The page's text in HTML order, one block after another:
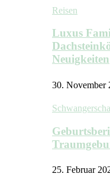
Reisen
Luxus
Neuigkeiten
30. November
25. Februar